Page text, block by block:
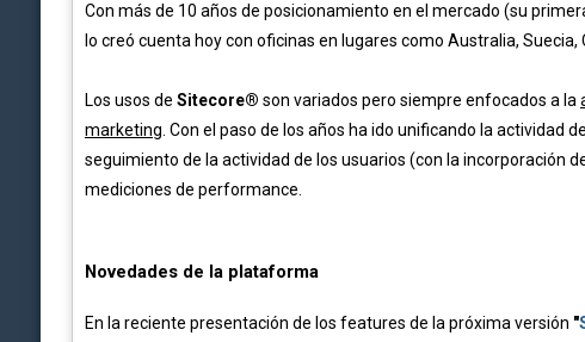
Con más de 10 años de posicionamiento en el mercado (su
lo creó cuenta hoy con oficinas en lugares como Australia,
Los usos de Sitecore® son variados pero siempre enfocados a la
marketing. Con el paso de los años ha ido unificando la actividad
seguimiento de la actividad de los usuarios (con la incorporación
mediciones de performance.
Novedades de la plataforma
En la reciente presentación de los features de la próxima versión "